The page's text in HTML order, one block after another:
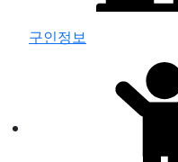
구인정보